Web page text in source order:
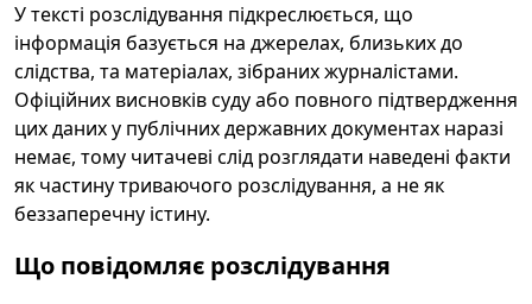
У тексті розслідування підкреслюється, що
інформація базується на джерелах, близьких до
слідства, та матеріалах, зібраних журналістами.
Офіційних висновків суду або повного підтвердження
цих даних у публічних державних документах наразі
немає, тому читачеві слід розглядати наведені факти
як частину триваючого розслідування, а не як
беззаперечну істину.
Що повідомляє розслідування